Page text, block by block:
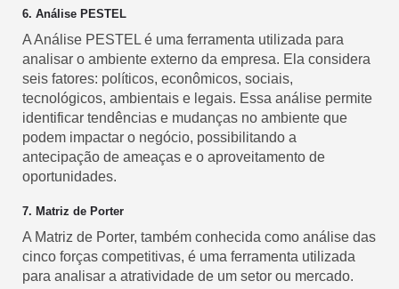
6. Análise PESTEL
A Análise PESTEL é uma ferramenta utilizada para
analisar o ambiente externo da empresa. Ela considera
seis fatores: políticos, econômicos, sociais,
tecnológicos, ambientais e legais. Essa análise permite
identificar tendências e mudanças no ambiente que
podem impactar o negócio, possibilitando a
antecipação de ameaças e o aproveitamento de
oportunidades.
7. Matriz de Porter
A Matriz de Porter, também conhecida como análise das
cinco forças competitivas, é uma ferramenta utilizada
para analisar a atratividade de um setor ou mercado.